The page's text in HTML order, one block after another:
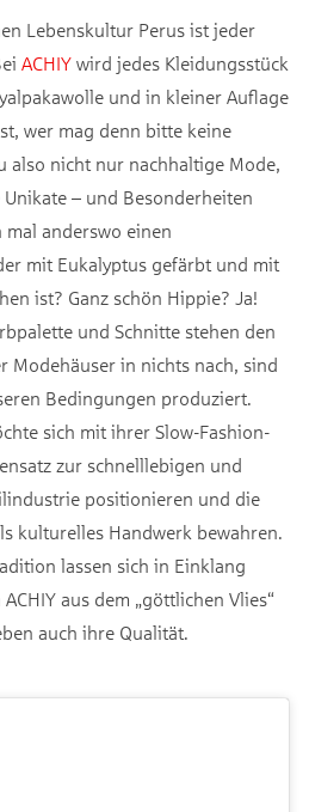
Lebenskultur Perus ist jeder
ACHIY wird jedes Kleidungsstück
und in kleiner Auflage
wer mag denn bitte keine
also nicht nur nachhaltige Mode,
– und Besonderheiten
mal anderswo einen
mit Eukalyptus gefärbt und mit
ist? Ganz schön Hippie? Ja!
und Schnitte stehen den
Modehäuser in nichts nach, sind
Bedingungen produziert.
sich mit ihrer Slow-Fashion-
zur schnelllebigen und
positionieren und die
kulturelles Handwerk bewahren.
lassen sich in Einklang
aus dem „göttlichen Vlies“
auch ihre Qualität.